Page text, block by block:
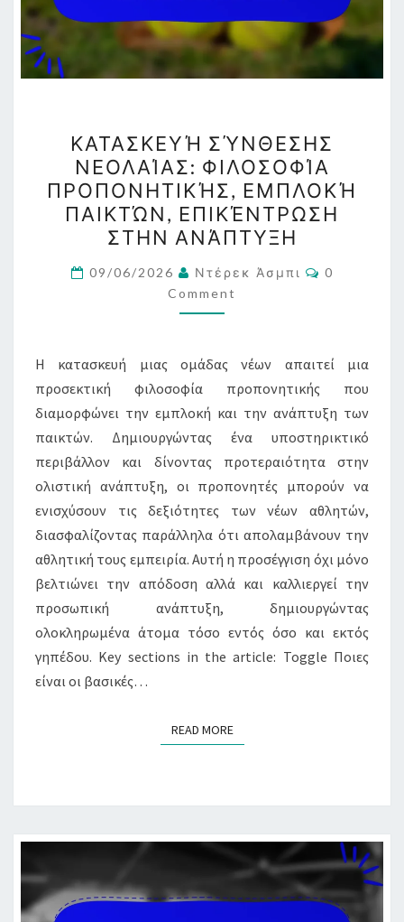
ΣΎΝΘΕΣΗΣ
ΝΕΟΛΑΊΑΣ:
ΦΙΛΟΣΟΦΊΑ
ΠΡΟΠΟΝΗΤΙΚΉΣ,
ΕΜΠΛΟΚΉ
ΠΑΙΚΤΏΝ,
ΕΠΙΚΈΝΤΡΩΣΗ
ΣΤΗΝ
ΚΑΤΑΣΚΕΥΉ ΣΎΝΘΕΣΗΣ
ΝΕΟΛΑΊΑΣ: ΦΙΛΟΣΟΦΊΑ
ΠΡΟΠΟΝΗΤΙΚΉΣ, ΕΜΠΛΟΚΉ
ΠΑΙΚΤΏΝ, ΕΠΙΚΈΝΤΡΩΣΗ
ΣΤΗΝ ΑΝΆΠΤΥΞΗ
09/06/2026 Ντέρεκ Άσμπι Comments
0
Comment
Η κατασκευή μιας ομάδας νέων απαιτεί μια
προσεκτική φιλοσοφία προπονητικής που
διαμορφώνει την εμπλοκή και την ανάπτυξη των
παικτών. Δημιουργώντας ένα υποστηρικτικό
περιβάλλον και δίνοντας προτεραιότητα στην
ολιστική ανάπτυξη, οι προπονητές μπορούν να
ενισχύσουν τις δεξιότητες των νέων αθλητών,
διασφαλίζοντας παράλληλα ότι απολαμβάνουν την
αθλητική τους εμπειρία. Αυτή η προσέγγιση όχι μόνο
βελτιώνει την απόδοση αλλά και καλλιεργεί την
προσωπική ανάπτυξη, δημιουργώντας
ολοκληρωμένα άτομα τόσο εντός όσο και εκτός
γηπέδου. Key sections in the article: Toggle Ποιες
είναι οι βασικές…
READ MOREREAD MORE